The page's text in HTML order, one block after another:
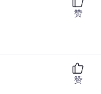
赞
赞